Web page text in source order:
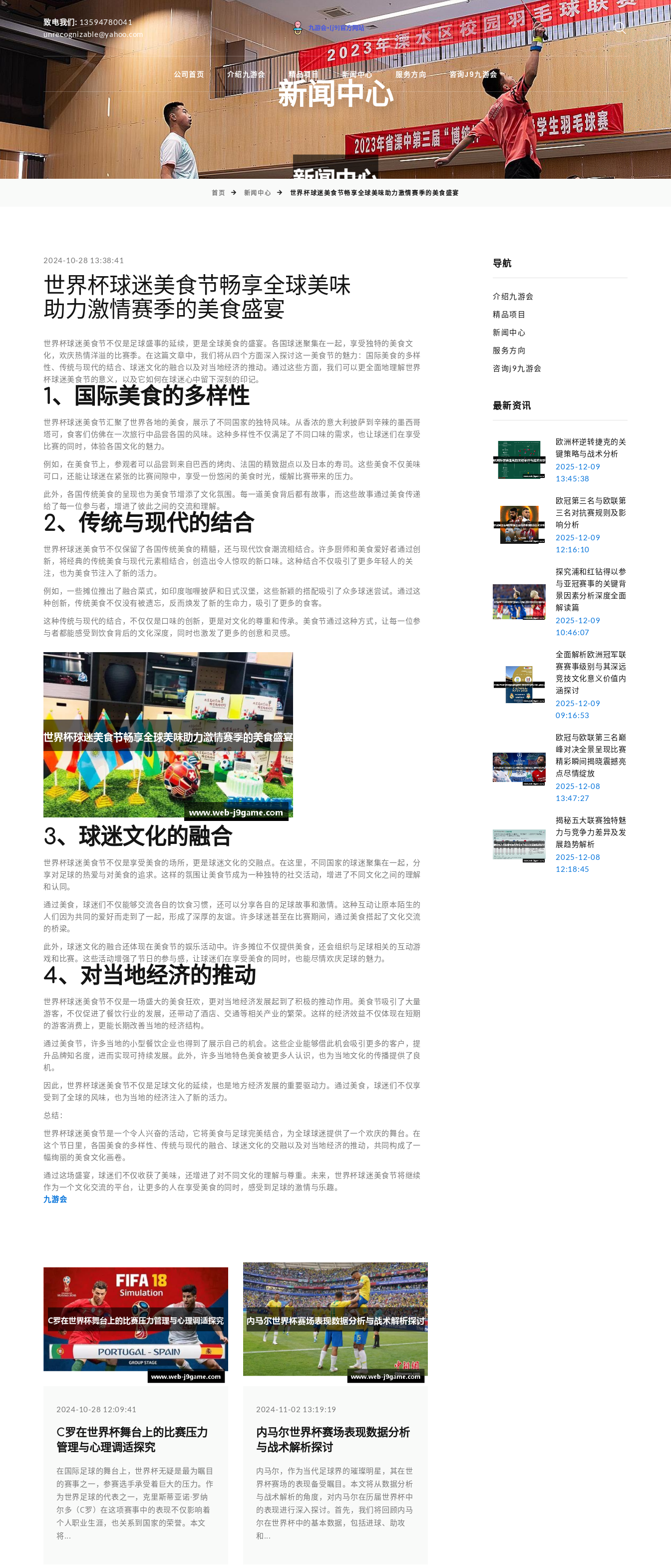
致电我们: 13594780041
unrecognizable@yahoo.com
公司首页 介绍九游会 精品项目 新闻中心 服务方向 咨询J9九游会
)
新闻中心
首页 新闻中心 世界杯球迷美食节畅享全球美味助力激情赛季的美食盛宴
2024-10-28 13:38:41
世界杯球迷美食节畅享全球美味
助力激情赛季的美食盛宴
世界杯球迷美食节不仅是足球盛事的延续，更是全球美食的盛宴。各国球迷聚集在一起，享受独特的美食文
化，欢庆热情洋溢的比赛季。在这篇文章中，我们将从四个方面深入探讨这一美食节的魅力：国际美食的多样
性、传统与现代的结合、球迷文化的融合以及对当地经济的推动。通过这些方面，我们可以更全面地理解世界
杯球迷美食节的意义，以及它如何在球迷心中留下深刻的印记。
1、国际美食的多样性
世界杯球迷美食节汇聚了世界各地的美食，展示了不同国家的独特风味。从香浓的意大利披萨到辛辣的墨西哥
塔可，食客们仿佛在一次旅行中品尝各国的风味。这种多样性不仅满足了不同口味的需求，也让球迷们在享受
比赛的同时，体验各国文化的魅力。
例如，在美食节上，参观者可以品尝到来自巴西的烤肉、法国的精致甜点以及日本的寿司。这些美食不仅美味
可口，还能让球迷在紧张的比赛间隙中，享受一份悠闲的美食时光，缓解比赛带来的压力。
此外，各国传统美食的呈现也为美食节增添了文化氛围。每一道美食背后都有故事，而这些故事通过美食传递
给了每一位参与者，增进了彼此之间的交流和理解。
2、传统与现代的结合
世界杯球迷美食节不仅保留了各国传统美食的精髓，还与现代饮食潮流相结合。许多厨师和美食爱好者通过创
新，将经典的传统美食与现代元素相结合，创造出令人惊叹的新口味。这种结合不仅吸引了更多年轻人的关
注，也为美食节注入了新的活力。
例如，一些摊位推出了融合菜式，如印度咖喱披萨和日式汉堡，这些新颖的搭配吸引了众多球迷尝试。通过这
种创新，传统美食不仅没有被遗忘，反而焕发了新的生命力，吸引了更多的食客。
这种传统与现代的结合，不仅仅是口味的创新，更是对文化的尊重和传承。美食节通过这种方式，让每一位参
与者都能感受到饮食背后的文化深度，同时也激发了更多的创意和灵感。
3、球迷文化的融合
世界杯球迷美食节不仅是享受美食的场所，更是球迷文化的交融点。在这里，不同国家的球迷聚集在一起，分
享对足球的热爱与对美食的追求。这样的氛围让美食节成为一种独特的社交活动，增进了不同文化之间的理解
和认同。
通过美食，球迷们不仅能够交流各自的饮食习惯，还可以分享各自的足球故事和激情。这种互动让原本陌生的
人们因为共同的爱好而走到了一起，形成了深厚的友谊。许多球迷甚至在比赛期间，通过美食搭起了文化交流
的桥梁。
此外，球迷文化的融合还体现在美食节的娱乐活动中。许多摊位不仅提供美食，还会组织与足球相关的互动游
戏和比赛。这些活动增强了节日的参与感，让球迷们在享受美食的同时，也能尽情欢庆足球的魅力。
4、对当地经济的推动
世界杯球迷美食节不仅是一场盛大的美食狂欢，更对当地经济发展起到了积极的推动作用。美食节吸引了大量
游客，不仅促进了餐饮行业的发展，还带动了酒店、交通等相关产业的繁荣。这样的经济效益不仅体现在短期
的游客消费上，更能长期改善当地的经济结构。
通过美食节，许多当地的小型餐饮企业也得到了展示自己的机会。这些企业能够借此机会吸引更多的客户，提
升品牌知名度，进而实现可持续发展。此外，许多当地特色美食被更多人认识，也为当地文化的传播提供了良
机。
因此，世界杯球迷美食节不仅是足球文化的延续，也是地方经济发展的重要驱动力。通过美食，球迷们不仅享
受到了全球的风味，也为当地的经济注入了新的活力。
总结：
世界杯球迷美食节是一个令人兴奋的活动，它将美食与足球完美结合，为全球球迷提供了一个欢庆的舞台。在
这个节日里，各国美食的多样性、传统与现代的融合、球迷文化的交融以及对当地经济的推动，共同构成了一
幅绚丽的美食文化画卷。
通过这场盛宴，球迷们不仅收获了美味，还增进了对不同文化的理解与尊重。未来，世界杯球迷美食节将继续
作为一个文化交流的平台，让更多的人在享受美食的同时，感受到足球的激情与乐趣。
九游会
2024-10-28 12:09:41
C罗在世界杯舞台上的比赛压力
管理与心理调适探究
在国际足球的舞台上，世界杯无疑是最为瞩目
的赛事之一，参赛选手承受着巨大的压力。作
为世界足球的代表之一，克里斯蒂亚诺·罗纳
尔多（C罗）在这项赛事中的表现不仅影响着
个人职业生涯，也关系到国家的荣誉。本文
将...
2024-11-02 13:19:19
内马尔世界杯赛场表现数据分析
与战术解析探讨
内马尔，作为当代足球界的璀璨明星，其在世
界杯赛场的表现备受瞩目。本文将从数据分析
与战术解析的角度，对内马尔在历届世界杯中
的表现进行深入探讨。首先，我们将回顾内马
尔在世界杯中的基本数据，包括进球、助攻
和...
导航
介绍九游会
精品项目
新闻中心
服务方向
咨询j9九游会
最新资讯
欧洲杯逆转捷克的关
键策略与战术分析
2025-12-09
13:45:38
欧冠第三名与欧联第
三名对抗赛规则及影
响分析
2025-12-09
12:16:10
探究浦和红钻得以参
与亚冠赛事的关键背
景因素分析深度全面
解读篇
2025-12-09
10:46:07
全面解析欧洲冠军联
赛赛事级别与其深远
竞技文化意义价值内
涵探讨
2025-12-09
09:16:53
欧冠与欧联第三名巅
峰对决全景呈现比赛
精彩瞬间揭晓震撼亮
点尽情绽放
2025-12-08
13:47:27
揭秘五大联赛独特魅
力与竞争力差异及发
展趋势解析
2025-12-08
12:18:45